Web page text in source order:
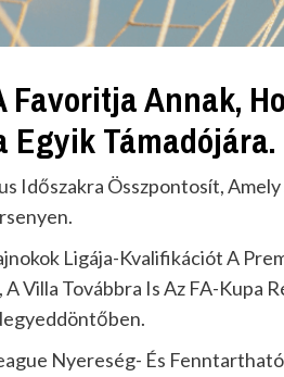
Annak,
Egyik Támadójára.
Időszakra Összpontosít,
Ligája-Kvalifikációt A
Villa Továbbra Is Az FA-Kupa
Nyereség- És